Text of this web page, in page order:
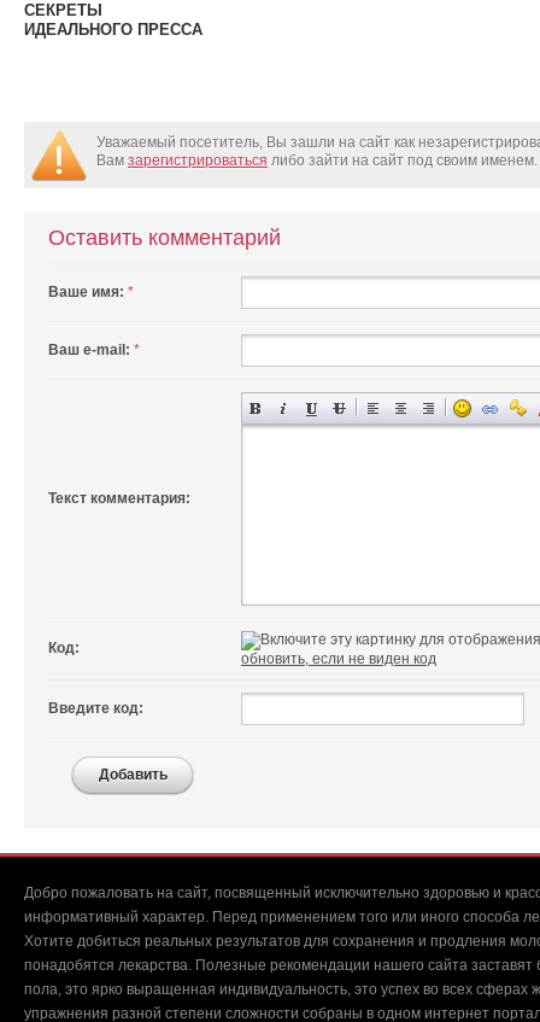
СЕКРЕТЫ
ИДЕАЛЬНОГО ПРЕССА
Уважаемый посетитель, Вы зашли на сайт как
Вам зарегистрироваться либо зайти на сайт под своим именем.
Оставить комментарий
Ваше имя: *
Ваш e-mail: *
Текст комментария:
Код:
обновить, если не виден код
Введите код:
Добавить
Добро пожаловать на сайт, посвященный исключительно здоровью и
информативный характер. Перед применением того или иного способа
Хотите добиться реальных результатов для сохранения и продления
понадобятся лекарства. Полезные рекомендации нашего сайта
пола, это ярко выращенная индивидуальность, это успех во всех
упражнения разной степени сложности собраны в одном интернет